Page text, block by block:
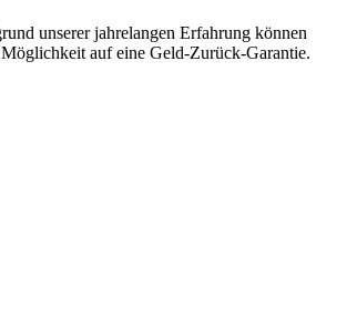
unserer jahrelangen Erfahrung können
auf eine Geld-Zurück-Garantie.